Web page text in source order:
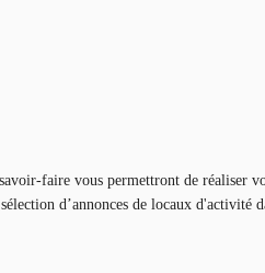
faire vous permettront de
d’annonces de locaux d'activité